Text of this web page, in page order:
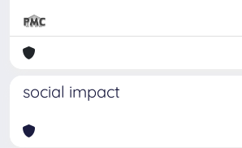
social impact